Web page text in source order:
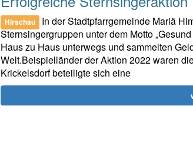
Hirschau
In der Stadtpfarrgemeinde Mariä
Sternsingergruppen unter dem Motto
Haus zu Haus unterwegs und sammelten
Welt.Beispielländer der Aktion 2022 waren
Krickelsdorf beteiligte sich eine